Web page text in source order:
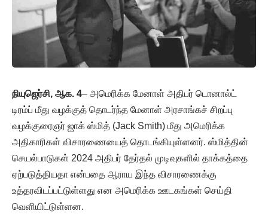
நியுஜெர்சி, ஆக. 4– அமெரிக்க மேனாள் அதிபர் டொனால்ட்
டிரம்ப் மீது வழக்குத் தொடர்ந்த மேனாள் அரசாங்கச் சிறப்பு
வழக்குரைஞர் ஜாக் ஸ்மித் (Jack Smith) மீது அமெரிக்க
அதிகாரிகள் விசாரணையைத் தொடங்கியுள்ளனர். ஸ்மித்தின்
செயல்பாடுகள் 2024 அதிபர் தேர்தல் முடிவுகளில் தாக்கத்தை
ஏற்படுத்தியதா என்பதை ஆராய இந்த விசாரணைக்கு
உத்தரவிடப்பட்டுள்ளது என அமெரிக்க ஊடகங்கள் செய்தி
வெளியிட்டுள்ளன.